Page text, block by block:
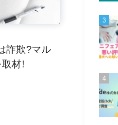
詐欺?マル
材!
3
4